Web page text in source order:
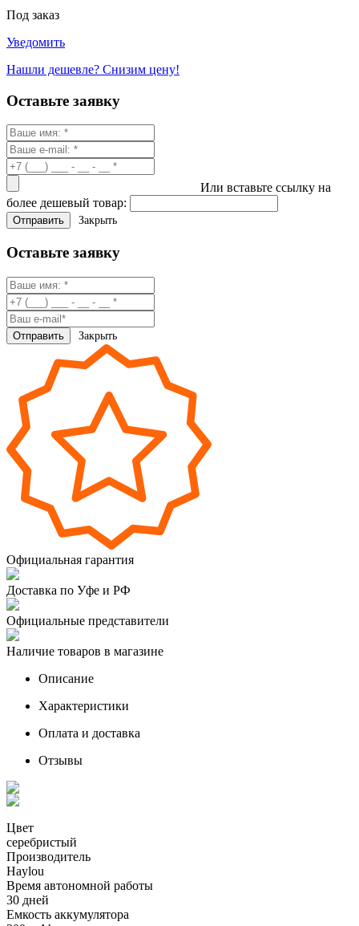
Под заказ
Уведомить
Нашли дешевле? Снизим цену!
Оставьте заявку
Или вставьте ссылку на
более дешевый товар:
Закрыть
Оставьте заявку
Закрыть
Официальная гарантия
Доставка по Уфе и РФ
Официальные представители
Наличие товаров в магазине
Описание
Характеристики
Оплата и доставка
Отзывы
Цвет
серебристый
Производитель
Haylou
Время автономной работы
30 дней
Емкость аккумулятора